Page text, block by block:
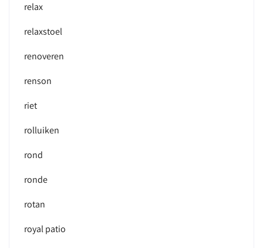
relax
relaxstoel
renoveren
renson
riet
rolluiken
rond
ronde
rotan
royal patio